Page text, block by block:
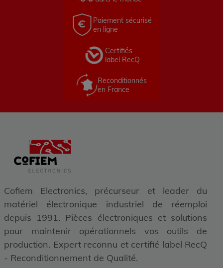
Paiement sécurisé
en ligne
Certifiés
label RecQ
Reconditionnés
en France
Cofiem Electronics, précurseur et leader du
matériel électronique industriel de réemploi
depuis 1991. Pièces électroniques et solutions
pour maintenir opérationnels vos outils de
production. Expert reconnu et certifié label RecQ
- Reconditionnement de Qualité.